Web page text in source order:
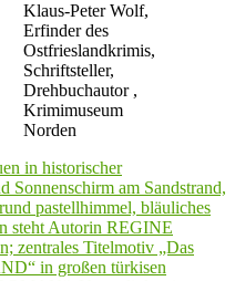
Klaus-Peter Wolf,
Erfinder des
Ostfrieslandkrimis,
Schriftsteller,
Drehbuchautor ,
Krimimuseum
Norden